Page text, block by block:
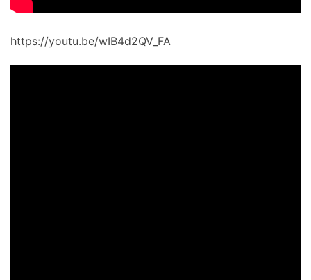
https://youtu.be/wIB4d2QV_FA